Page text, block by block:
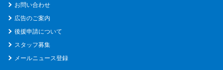
お問い合わせ
広告のご案内
後援申請について
スタッフ募集
メールニュース登録